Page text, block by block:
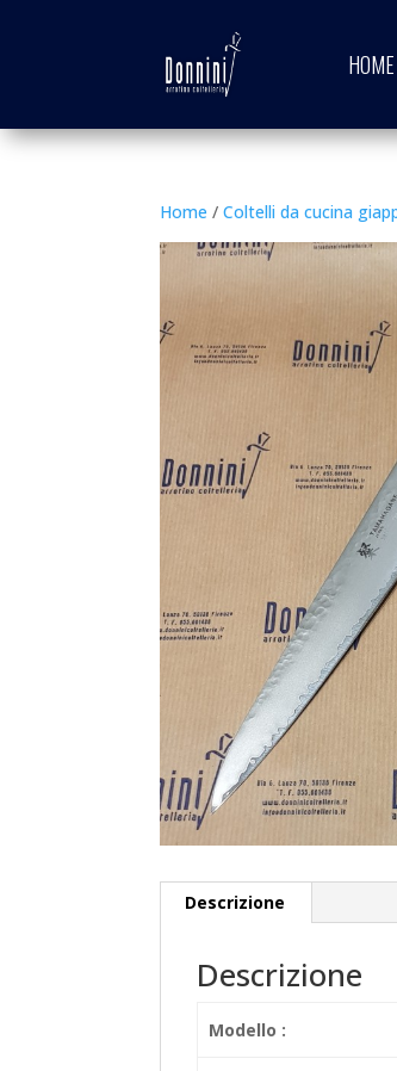
HOME
Home /Coltelli da cucina
Descrizione
Descrizione
Modello :